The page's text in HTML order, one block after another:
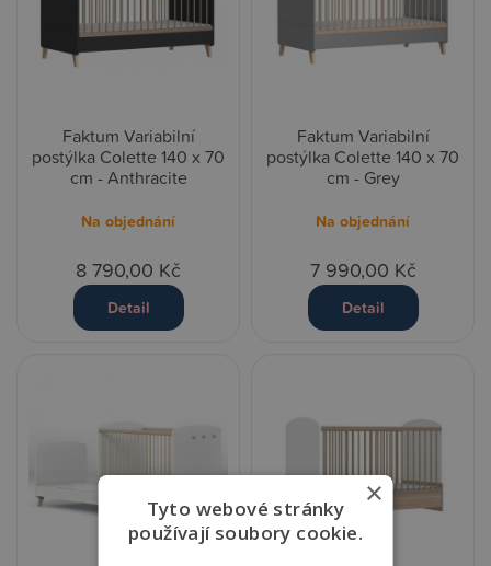
Faktum Variabilní
postýlka Colette 140 x 70
cm - Anthracite
Na objednání
8 790,00 Kč
Detail
Faktum Variabilní
postýlka Colette 140 x 70
cm - Grey
Na objednání
7 990,00 Kč
Detail
×
Tyto webové stránky
používají soubory cookie.